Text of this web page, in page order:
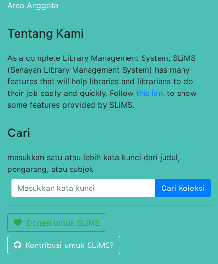
Area Anggota
Tentang Kami
As a complete Library Management System, SLiMS
(Senayan Library Management System) has many
features that will help libraries and librarians to do
their job easily and quickly. Follow this link to show
some features provided by SLiMS.
Cari
masukkan satu atau lebih kata kunci dari judul,
pengarang, atau subjek
Cari Koleksi
Donasi untuk SLiMS
Kontribusi untuk SLiMS?